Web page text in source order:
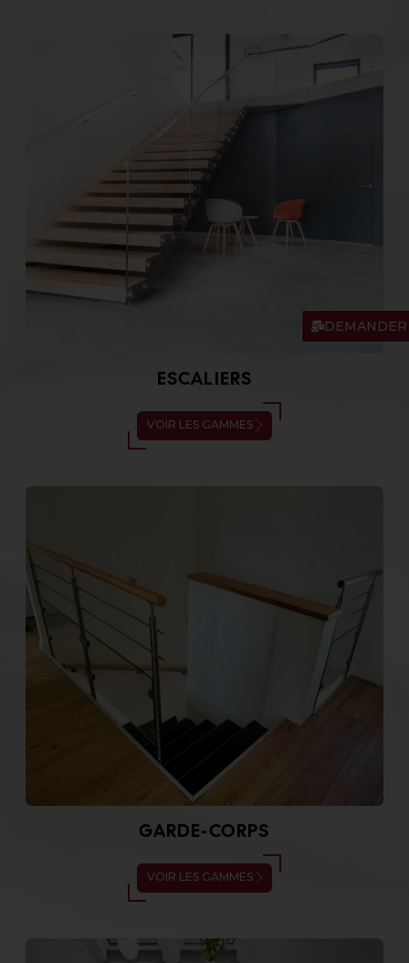
ESCALIERS
VOIR LES GAMMES
GARDE-CORPS
VOIR LES GAMMES